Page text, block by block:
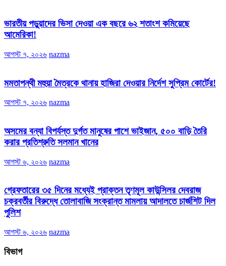
ভারতীয় পড়ুয়াদের ভিসা দেওয়া এক বছরে ৬২ শতাংশ কমিয়েছে
আমেরিকা!
আগস্ট ৭, ২০২৬ nazma
মমতাপন্থী মহুয়া মৈত্রকে থানায় হাজিরা দেওয়ার নির্দেশ সুপ্রিম কোর্টের!
আগস্ট ৭, ২০২৬ nazma
অসমের বন্যা বিপর্যস্ত দুর্গত মানুষের পাশে ভাইজান, ৫০০ বাড়ি তৈরি
করার প্রতিশ্রুতি সলমান খানের
আগস্ট ৬, ২০২৬ nazma
গ্রেফতারের ৩৫ দিনের মধ্যেই প্রাক্তন তৃণমূল কাউন্সিলর দেবরাজ
চক্রবর্তীর বিরুদ্ধে তোলাবাজি সংক্রান্ত মামলায় আদালতে চার্জশিট দিল
পুলিশ
আগস্ট ৬, ২০২৬ nazma
বিভাগ